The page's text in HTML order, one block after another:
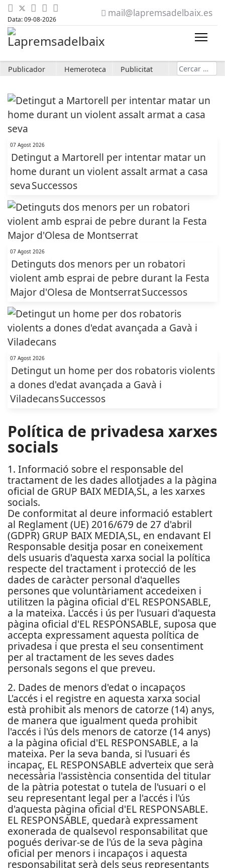
Data: 09-08-2026
mail@lapremsadelbaix.es
Publicador Hemeroteca Publicitat Cerca
07 Agost 2026
Detingut a Martorell per intentar matar un
home durant un violent assalt armat a casa
sevaSuccessos
07 Agost 2026
Detinguts dos menors per un robatori
violent amb esprai de pebre durant la Festa
Major d'Olesa de MontserratSuccessos
07 Agost 2026
Detingut un home per dos robatoris violents
a dones d'edat avançada a Gavà i
ViladecansSuccessos
Política de privadesa xarxes
socials
1. Informació sobre el responsable del
tractament de les dades allotjades a la pàgina
oficial de GRUP BAIX MEDIA,SL, a les xarxes
socials.
De conformitat al deure informació establert
al Reglament (UE) 2016/679 de 27 d'abril
(GDPR) GRUP BAIX MEDIA,SL, en endavant El
Responsable desitja posar en coneixement
dels usuaris d'aquesta xarxa social la política
respecte del tractament i protecció de les
dades de caràcter personal d'aquelles
persones que voluntàriament accedeixen i
utilitzen la pàgina oficial d'EL RESPONSABLE,
a la mateixa. L'accés i ús per l'usuari d'aquesta
pàgina oficial d'EL RESPONSABLE, suposa que
accepta expressament aquesta política de
privadesa i que presta el seu consentiment
per al tractament de les seves dades
personals segons el que preveu.
2. Dades de menors d'edat o incapaços
L'accés i el registre en aquesta xarxa social
està prohibit als menors de catorze (14) anys,
de manera que igualment queda prohibit
l'accés i l'ús dels menors de catorze (14 anys)
a la pàgina oficial d'EL RESPONSABLE, a la
mateixa. Per la seva banda, si l'usuari és
incapaç, EL RESPONSABLE adverteix que serà
necessària l'assistència consentida del titular
de la pàtria potestat o tutela de l'usuari o el
seu representant legal per a l'accés i l'ús
d'aquesta pàgina oficial d'EL RESPONSABLE.
EL RESPONSABLE, quedarà expressament
exonerada de qualsevol responsabilitat que
pogués derivar-se de l'ús de la seva pàgina
oficial per menors i incapaços i aquesta
responsabilitat serà dels seus representants